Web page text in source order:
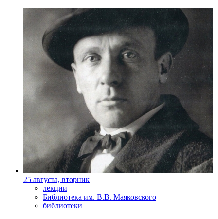
25 августа, вторник
лекции
Библиотека им. В.В. Маяковского
библиотеки